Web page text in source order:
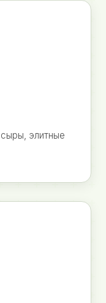
элитные